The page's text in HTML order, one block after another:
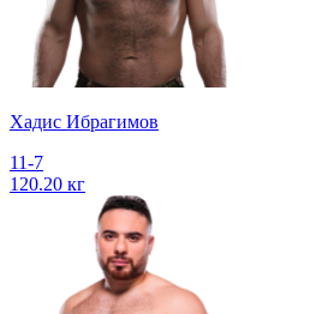
Хадис Ибрагимов
11-7
120.20 кг